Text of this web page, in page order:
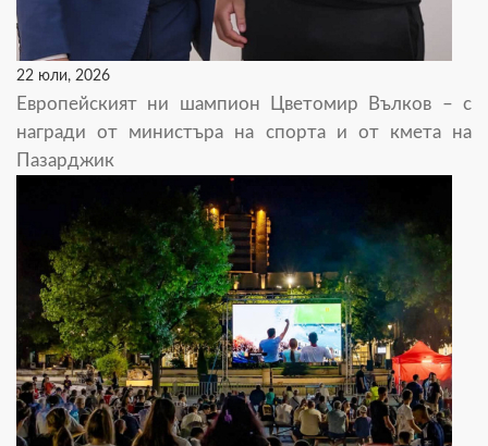
22 юли, 2026
Европейският ни шампион Цветомир Вълков – с
награди от министъра на спорта и от кмета на
Пазарджик